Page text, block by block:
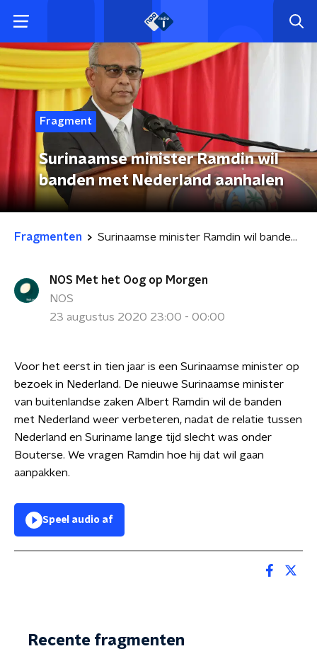
Fragment
Surinaamse minister Ramdin wil
banden met Nederland aanhalen
Fragmenten Surinaamse minister Ramdin wil banden met Nederland aanhalen
NOS Met het Oog op Morgen
NOS
23 augustus 2020 23:00 - 00:00
Voor het eerst in tien jaar is een Surinaamse minister op
bezoek in Nederland. De nieuwe Surinaamse minister
van buitenlandse zaken Albert Ramdin wil de banden
met Nederland weer verbeteren, nadat de relatie tussen
Nederland en Suriname lange tijd slecht was onder
Bouterse. We vragen Ramdin hoe hij dat wil gaan
aanpakken.
Speel audio af
Recente fragmenten